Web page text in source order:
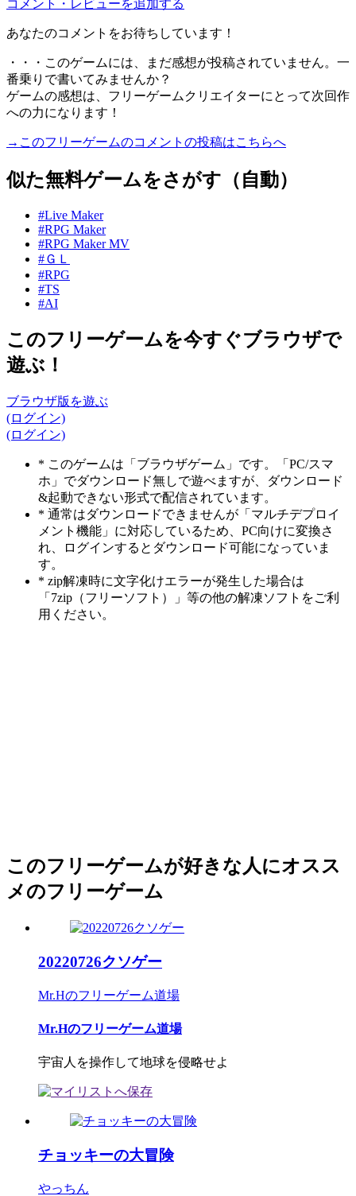
コメント・レビューを追加する
あなたのコメントをお待ちしています！
・・・このゲームには、まだ感想が投稿されていません。一
番乗りで書いてみませんか？
ゲームの感想は、フリーゲームクリエイターにとって次回作
への力になります！
→このフリーゲームのコメントの投稿はこちらへ
似た無料ゲームをさがす（自動）
#Live Maker
#RPG Maker
#RPG Maker MV
#ＧＬ
#RPG
#TS
#AI
このフリーゲームを今すぐブラウザで
遊ぶ！
ブラウザ版を遊ぶ
(ログイン)
(ログイン)
* このゲームは「ブラウザゲーム」です。「PC/スマ
ホ」でダウンロード無しで遊べますが、ダウンロード
&起動できない形式で配信されています。
* 通常はダウンロードできませんが「マルチデプロイ
メント機能」に対応しているため、PC向けに変換さ
れ、ログインするとダウンロード可能になっていま
す。
* zip解凍時に文字化けエラーが発生した場合は
「7zip（フリーソフト）」等の他の解凍ソフトをご利
用ください。
このフリーゲームが好きな人にオスス
メのフリーゲーム
20220726クソゲー
Mr.Hのフリーゲーム道場
Mr.Hのフリーゲーム道場
宇宙人を操作して地球を侵略せよ
チョッキーの大冒険
やっちん